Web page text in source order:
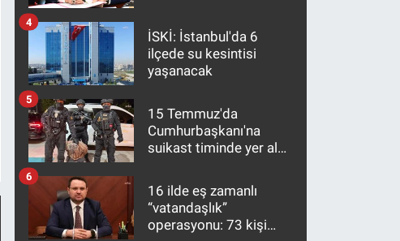
İSKİ: İstanbul'da 6
ilçede su kesintisi
yaşanacak
4
15 Temmuz'da
Cumhurbaşkanı'na
suikast timinde yer alan
10 yıl sonra yakalandı
5
16 ilde eş zamanlı
“vatandaşlık”
operasyonu: 73 kişi
6